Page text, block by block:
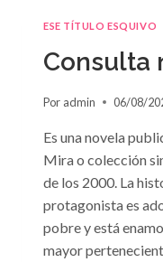
ESE TÍTULO ESQUIVO
Consulta
Por admin 06/08/
Es una novela
Mira o colección
de los 2000. La
protagonista es
pobre y está
mayor